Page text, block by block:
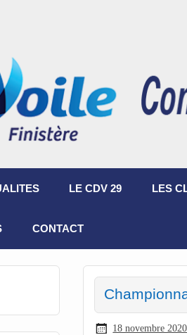
LE CDV 29 LES
CONTACT
18 novembre 2020